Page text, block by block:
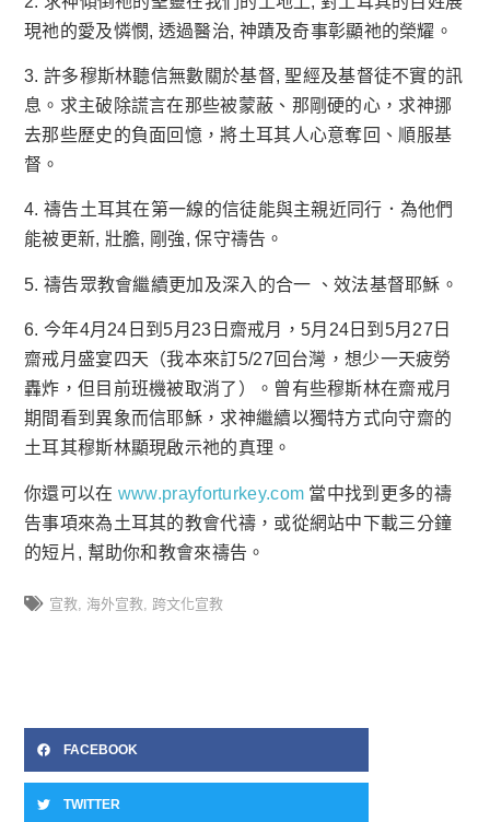
現祂的愛及憐憫, 透過醫治, 神蹟及奇事彰顯祂的榮耀。
3. 許多穆斯林聽信無數關於基督, 聖經及基督徒不實的訊
息。求主破除謊言在那些被蒙蔽、那剛硬的心，求神挪
去那些歷史的負面回憶，將土耳其人心意奪回、順服基
督。
4. 禱告土耳其在第一線的信徒能與主親近同行．為他們
能被更新, 壯膽, 剛強, 保守禱告。
5. 禱告眾教會繼續更加及深入的合一 、效法基督耶穌。
6. 今年4月24日到5月23日齋戒月，5月24日到5月27日
齋戒月盛宴四天（我本來訂5/27回台灣，想少一天疲勞
轟炸，但目前班機被取消了）。曾有些穆斯林在齋戒月
期間看到異象而信耶穌，求神繼續以獨特方式向守齋的
土耳其穆斯林顯現啟示祂的真理。
你還可以在 www.prayforturkey.com 當中找到更多的禱
告事項來為土耳其的教會代禱，或從網站中下載三分鐘
的短片, 幫助你和教會來禱告。
宣教 海外宣教 跨文化宣教
FACEBOOK
TWITTER